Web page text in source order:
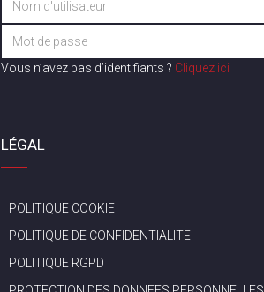
Vous n’avez pas d’identifiants ? Cliquez ici
LÉGAL
POLITIQUE COOKIE
POLITIQUE DE CONFIDENTIALITE
POLITIQUE RGPD